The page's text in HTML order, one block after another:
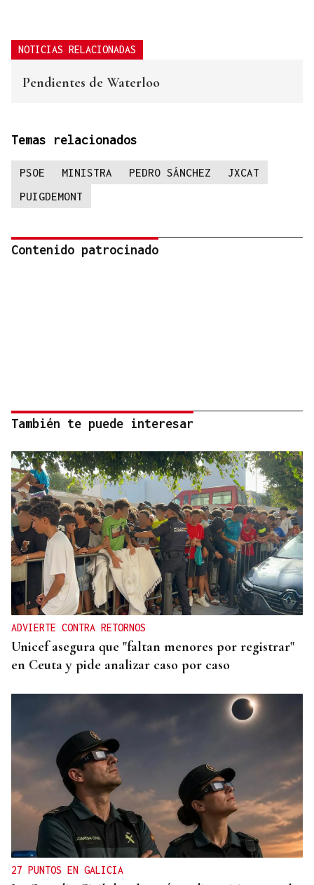
NOTICIAS RELACIONADAS
Pendientes de Waterloo
Temas relacionados
PSOE MINISTRA PEDRO SÁNCHEZ
JXCAT
PUIGDEMONT
Contenido patrocinado
También te puede interesar
ADVIERTE CONTRA RETORNOS
Unicef asegura que "faltan menores por registrar"
en Ceuta y pide analizar caso por caso
27 PUNTOS EN GALICIA